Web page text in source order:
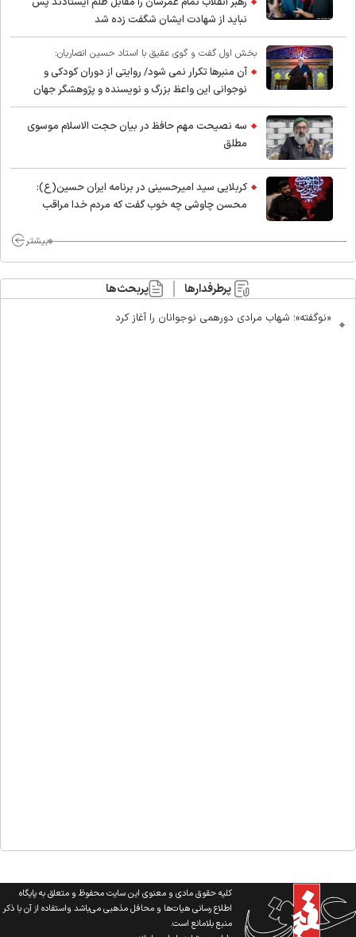
نباید از شهادت ایشان شگفت زده شد
بخش اول گفت و گوی عقیق با استاد حسین انصاریان:
آن منبرها تکرار نمی شود/ روایتی از دوران کودکی و
نوجوانی این واعظ بزرگ و نویسنده و پژوهشگر جهان
اسلام
سه نصیحت مهم حافظ در بیان حجت الاسلام موسوی
مطلق
کربلایی سید امیر‌حسینی در برنامه ایران حسین(ع):
محسن چاوشی چه خوب گفت که مردم خدا مراقب
بیشتر
پرطرفدارها پربحث‌ها
«نوگفته»؛ شهاب مرادی دورهمی نوجوانان را آغاز کرد
کلیه حقوق مادی و معنوی این سایت محفوظ و متعلق به پایگاه
اطلاع رسانی هیات‌ها و محافل مذهبی می‌باشد واستفاده از آن با ذکر
منبع بلامانع است.